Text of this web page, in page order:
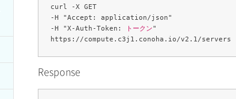
curl -X GET
-H "Accept: application/json"
-H "X-Auth-Token:
トークン"
Response